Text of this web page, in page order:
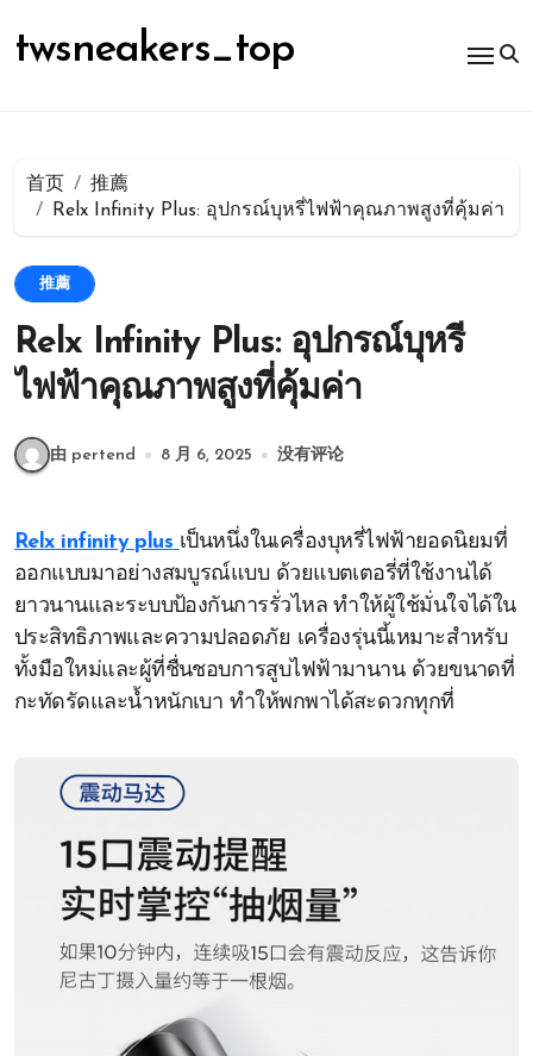
容
twsneakers_top
首页
推薦
Relx Infinity Plus: อุปกรณ์บุหรี่ไฟฟ้าคุณภาพสูงที่คุ้มค่า
推薦
Relx Infinity Plus: อุปกรณ์บุหรี่
ไฟฟ้าคุณภาพสูงที่คุ้มค่า
由 pertend 8 月 6, 2025 没有评论
Relx infinity plus เป็นหนึ่งในเครื่องบุหรี่ไฟฟ้ายอดนิยมที่
ออกแบบมาอย่างสมบูรณ์แบบ ด้วยแบตเตอรี่ที่ใช้งานได้
ยาวนานและระบบป้องกันการรั่วไหล ทำให้ผู้ใช้มั่นใจได้ใน
ประสิทธิภาพและความปลอดภัย เครื่องรุ่นนี้เหมาะสำหรับ
ทั้งมือใหม่และผู้ที่ชื่นชอบการสูบไฟฟ้ามานาน ด้วยขนาดที่
กะทัดรัดและน้ำหนักเบา ทำให้พกพาได้สะดวกทุกที่